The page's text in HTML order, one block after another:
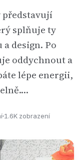
představují
splňuje ty
design. Po
oddychnout a
lépe energii,
1.6K zobrazení